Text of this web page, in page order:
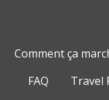
Comment ça
FAQ
Travel